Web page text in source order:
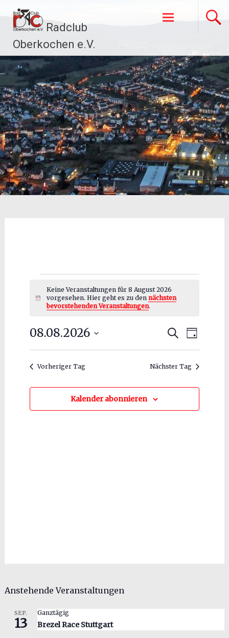
Inhalt
springen
Radclub
Oberkochen e.V.
Veranstaltungen
für
August
Hinweis
Keine Veranstaltungen für 8 August 2026
vorgesehen. Hier geht es zu dennächsten
bevorstehenden Veranstaltungen.
Suche
und
SucheTag
08.08.2026
Datum
Vorheriger Tag Nächster Tag
Kalender abonnieren
Anstehende Veranstaltungen
SEP.
13
Ganztägig
Brezel Race Stuttgart